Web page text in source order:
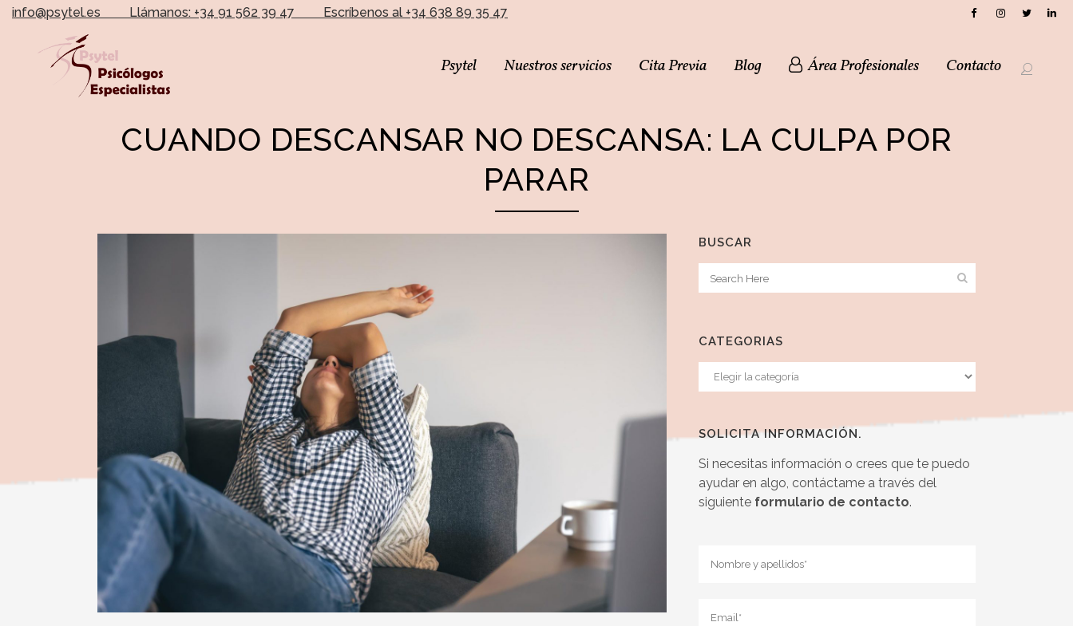
info@psytel.es Llámanos: +34 91 562 39 47 Escríbenos al +34 638 89 35 47
Psytel Nuestros servicios Cita Previa Blog Área Profesionales Contacto
CUANDO DESCANSAR NO DESCANSA: LA CULPA POR
PARAR
BUSCAR
CATEGORIAS
Categorias
SOLICITA INFORMACIÓN.
Si necesitas información o crees que te puedo
ayudar en algo, contáctame a través del
siguiente formulario de contacto.